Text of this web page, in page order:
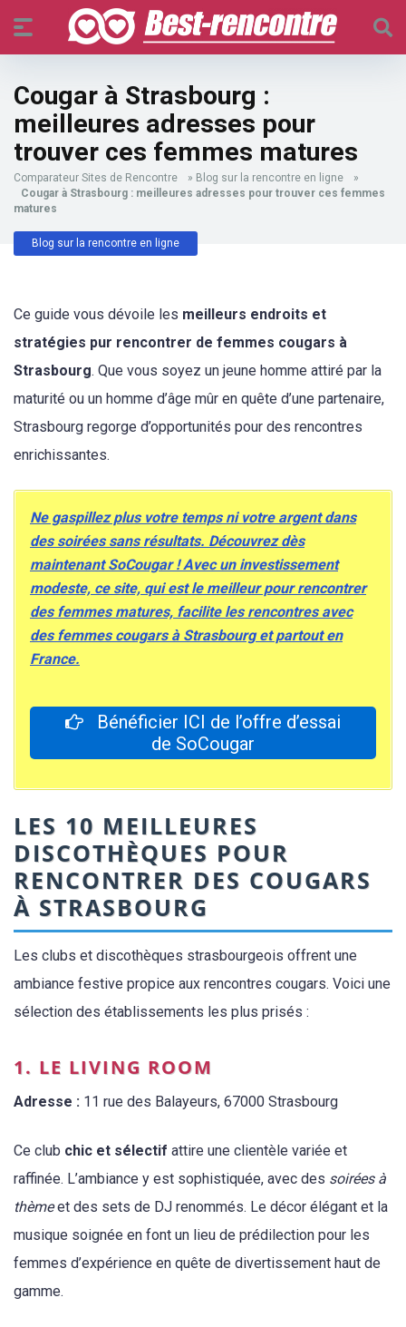
Cougar à Strasbourg :
meilleures adresses pour
trouver ces femmes matures
Comparateur Sites de Rencontre » Blog sur la rencontre en ligne
»
Cougar à Strasbourg : meilleures adresses pour trouver ces femmes
matures
Blog sur la rencontre en ligne
Ce guide vous dévoile les meilleurs endroits et
stratégies pur rencontrer de femmes cougars à
Strasbourg. Que vous soyez un jeune homme attiré par la
maturité ou un homme d’âge mûr en quête d’une partenaire,
Strasbourg regorge d’opportunités pour des rencontres
enrichissantes.
Ne gaspillez plus votre temps ni votre argent dans
des soirées sans résultats. Découvrez dès
maintenant SoCougar ! Avec un investissement
modeste, ce site, qui est le meilleur pour rencontrer
des femmes matures, facilite les rencontres avec
des femmes cougars à Strasbourg et partout en
France.
Bénéficier ICI de l’offre d’essai
de SoCougar
LES 10 MEILLEURES
DISCOTHÈQUES POUR
RENCONTRER DES COUGARS
À STRASBOURG
Les clubs et discothèques strasbourgeois offrent une
ambiance festive propice aux rencontres cougars. Voici une
sélection des établissements les plus prisés :
1. LE LIVING ROOM
Adresse : 11 rue des Balayeurs, 67000 Strasbourg
Ce club chic et sélectif attire une clientèle variée et
raffinée. L’ambiance y est sophistiquée, avec des soirées à
thèmeet des sets de DJ renommés. Le décor élégant et la
musique soignée en font un lieu de prédilection pour les
femmes d’expérience en quête de divertissement haut de
gamme.